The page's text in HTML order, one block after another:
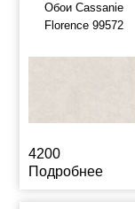
Обои Cassanie
Florence 99572
4200
Подробнее